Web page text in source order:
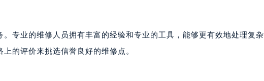
专业的维修人员拥有丰富的经验和专业的工具，能够更有效地处理复杂
的评价来挑选信誉良好的维修点。